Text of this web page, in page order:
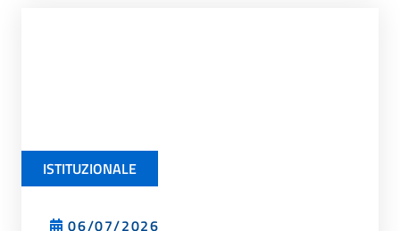
ISTITUZIONALE
06/07/2026